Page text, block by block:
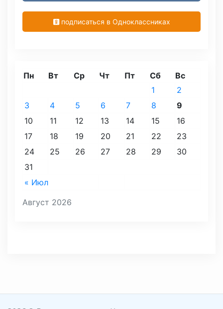
подписаться в Одноклассниках
Август 2026
Пн Вт Ср Чт Пт Сб Вс
« Июл
1
2
3
4 5 6 7 8
9
10
11 12 13 14 15
16
17
18 19 20 21 22
23
24
25 26 27 28 29
30
31